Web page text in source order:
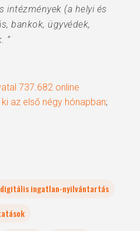
intézmények (a helyi és
bankok, ügyvédek,
”
737.682 online
az első négy hónapban;
digitális ingatlan-nyilvántartás